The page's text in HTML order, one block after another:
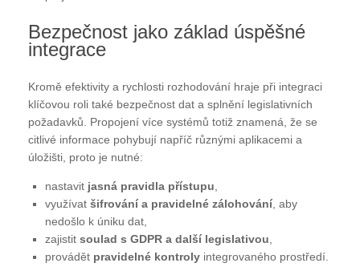
Bezpečnost jako základ úspěšné
integrace
Kromě efektivity a rychlosti rozhodování hraje při integraci
klíčovou roli také bezpečnost dat a splnění legislativních
požadavků. Propojení více systémů totiž znamená, že se
citlivé informace pohybují napříč různými aplikacemi a
úložišti, proto je nutné:
nastavit jasná pravidla přístupu
využívat šifrování a pravidelné zálohování , aby
nedošlo k úniku dat,
zajistit soulad s GDPR a další legislativou
provádět pravidelné kontroly integrovaného prostředí.